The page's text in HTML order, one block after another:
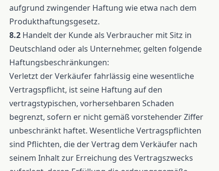
aufgrund zwingender Haftung wie etwa nach dem
Produkthaftungsgesetz.
8.2 Handelt der Kunde als Verbraucher mit Sitz in
Deutschland oder als Unternehmer, gelten folgende
Haftungsbeschränkungen:
Verletzt der Verkäufer fahrlässig eine wesentliche
Vertragspflicht, ist seine Haftung auf den
vertragstypischen, vorhersehbaren Schaden
begrenzt, sofern er nicht gemäß vorstehender Ziffer
unbeschränkt haftet. Wesentliche Vertragspflichten
sind Pflichten, die der Vertrag dem Verkäufer nach
seinem Inhalt zur Erreichung des Vertragszwecks